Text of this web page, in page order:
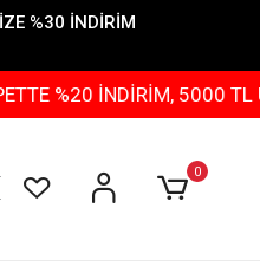
%30 İNDİRİM
5000 TL ÜZERİ
0